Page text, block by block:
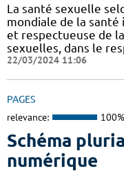
La santé sexuelle
mondiale de la
et respectueuse de
sexuelles, dans le
22/03/2024 11:06
PAGES
relevance: 100%
Schéma
numérique